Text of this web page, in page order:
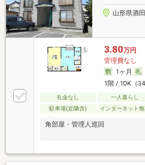
山形県酒
3.80万円
管理費なし
1ヶ月
1階 / 1DK（
礼金なし 一人暮らし
駐車場(近隣含)
インターネット
角部屋・管理人巡回